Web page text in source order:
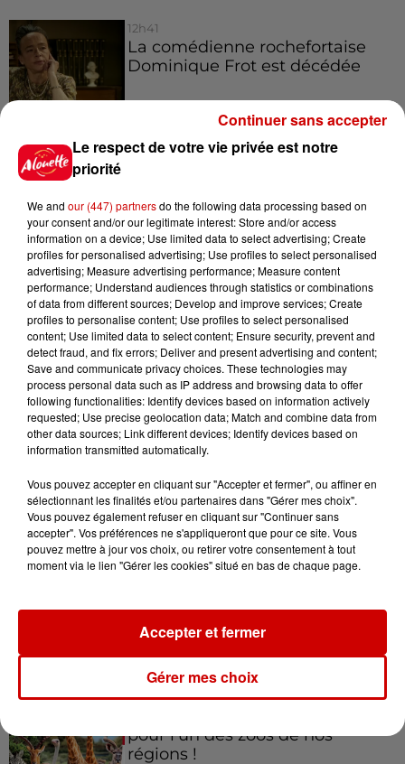
12h41
La comédienne rochefortaise
Dominique Frot est décédée
11h12
cambriolée, deux...
10h20
Incendies suspects en Deux-
Sèvres et en Maine-et-Loire :
un...
8h49
Rennes : enquête ouverte après
un accident impliquant un
conducteur...
Jeux Voir plus
festival Marché Gourmand 2026
à Coulon !
pour l'un des zoos de nos
régions !
Le respect de votre vie privée est notre
priorité
We and our (447) partnersdo the following data processing based on
your consent and/or our legitimate interest: Store and/or access
information on a device; Use limited data to select advertising; Create
profiles for personalised advertising; Use profiles to select personalised
advertising; Measure advertising performance; Measure content
performance; Understand audiences through statistics or combinations
of data from different sources; Develop and improve services; Create
profiles to personalise content; Use profiles to select personalised
content; Use limited data to select content; Ensure security, prevent and
detect fraud, and fix errors; Deliver and present advertising and content;
Save and communicate privacy choices. These technologies may
process personal data such as IP address and browsing data to offer
following functionalities: Identify devices based on information actively
requested; Use precise geolocation data; Match and combine data from
other data sources; Link different devices; Identify devices based on
information transmitted automatically.
Vous pouvez accepter en cliquant sur "Accepter et fermer", ou affiner en
sélectionnant les finalités et/ou partenaires dans "Gérer mes choix".
Vous pouvez également refuser en cliquant sur "Continuer sans
accepter". Vos préférences ne s'appliqueront que pour ce site. Vous
pouvez mettre à jour vos choix, ou retirer votre consentement à tout
moment via le lien "Gérer les cookies" situé en bas de chaque page.
Gérer mes choix
Accepter et fermer
Continuer sans accepter